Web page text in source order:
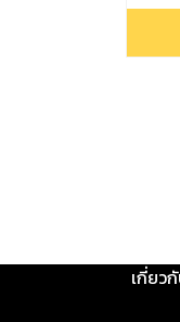
เกี่ยว